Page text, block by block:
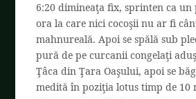
6:20 dimineaţa fix, sprinten ca un
ora la care nici cocoşii nu ar fi
mahnureală. Apoi se spălă sub
pură de pe curcanii congelaţi
Ţâca din Ţara Oaşului, apoi se
medită în poziţia lotus timp de 10